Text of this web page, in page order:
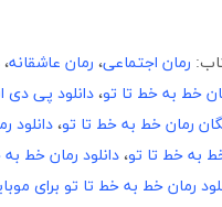
رمان اجتماعی، رمان عاشقانه،
، دانلود پی دی
رمان خط به خط تا تو، دانلود
به خط تا تو، دانلود رمان خط
رمان خط به خط تا تو برای